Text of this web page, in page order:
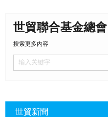
世貿聯合基金總會
搜索更多內容
世貿新聞